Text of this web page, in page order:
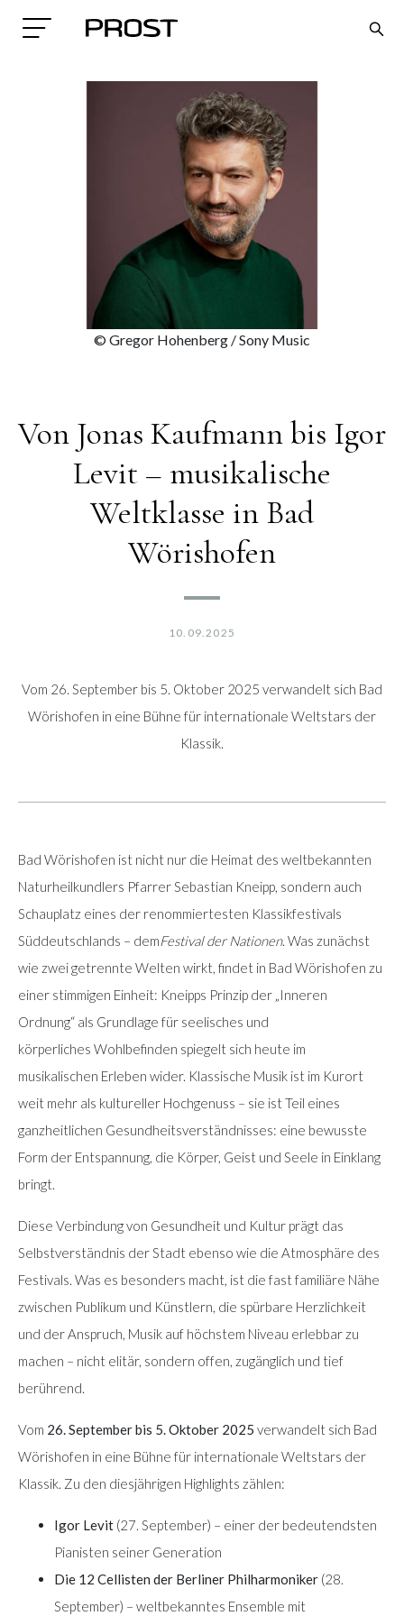
© Gregor Hohenberg / Sony Music
Von Jonas Kaufmann bis Igor
Levit – musikalische
Weltklasse in Bad
Wörishofen
10.09.2025
Vom 26. September bis 5. Oktober 2025 verwandelt sich Bad
Wörishofen in eine Bühne für internationale Weltstars der
Klassik.
Bad Wörishofen ist nicht nur die Heimat des weltbekannten
Naturheilkundlers Pfarrer Sebastian Kneipp, sondern auch
Schauplatz eines der renommiertesten Klassikfestivals
Süddeutschlands – demFestival der Nationen. Was zunächst
wie zwei getrennte Welten wirkt, findet in Bad Wörishofen zu
einer stimmigen Einheit: Kneipps Prinzip der „Inneren
Ordnung“ als Grundlage für seelisches und
körperliches Wohlbefinden spiegelt sich heute im
musikalischen Erleben wider. Klassische Musik ist im Kurort
weit mehr als kultureller Hochgenuss – sie ist Teil eines
ganzheitlichen Gesundheitsverständnisses: eine bewusste
Form der Entspannung, die Körper, Geist und Seele in Einklang
bringt.
Diese Verbindung von Gesundheit und Kultur prägt das
Selbstverständnis der Stadt ebenso wie die Atmosphäre des
Festivals. Was es besonders macht, ist die fast familiäre Nähe
zwischen Publikum und Künstlern, die spürbare Herzlichkeit
und der Anspruch, Musik auf höchstem Niveau erlebbar zu
machen – nicht elitär, sondern offen, zugänglich und tief
berührend.
Vom 26. September bis 5. Oktober 2025 verwandelt sich Bad
Wörishofen in eine Bühne für internationale Weltstars der
Klassik. Zu den diesjährigen Highlights zählen:
Igor Levit (27. September) – einer der bedeutendsten
Pianisten seiner Generation
Die 12 Cellisten der Berliner Philharmoniker (28.
September) – weltbekanntes Ensemble mit